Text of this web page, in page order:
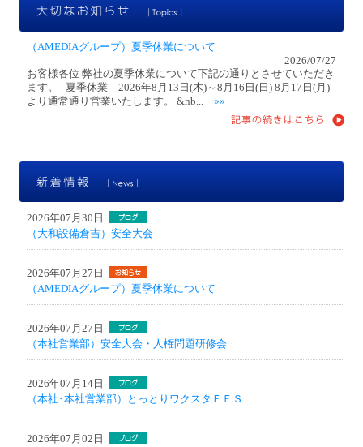
（AMEDIAグループ）夏季休業について
2026/07/27
お客様各位 弊社の夏季休業について下記の通りとさせていただき
ます。 夏季休業 2026年8月13日(木)～8月16日(日) 8月17日(月)
より通常通り営業いたします。 &nb...»»
2026年07月30日
（大和設備倉吉）安全大会
2026年07月27日
（AMEDIAグループ）夏季休業について
2026年07月27日
（本社営業部）安全大会・人権問題研修会
2026年07月14日
（本社･本社営業部）とっとりワクスタＦＥＳ…
2026年07月02日